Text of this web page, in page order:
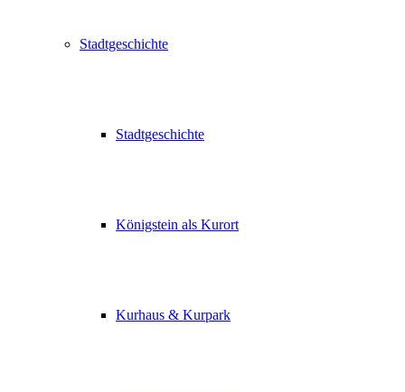
Stadtgeschichte
Stadtgeschichte
Königstein als Kurort
Kurhaus & Kurpark